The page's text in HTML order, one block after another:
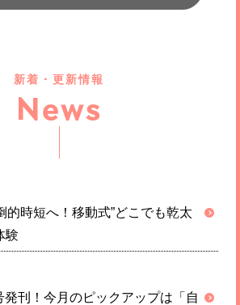
新着・更新情報
News
的時短へ！移動式”どこでも乾太
験
発刊！今月のピックアップは「自